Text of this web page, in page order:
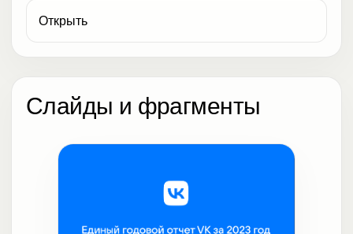
Открыть
Слайды и фрагменты